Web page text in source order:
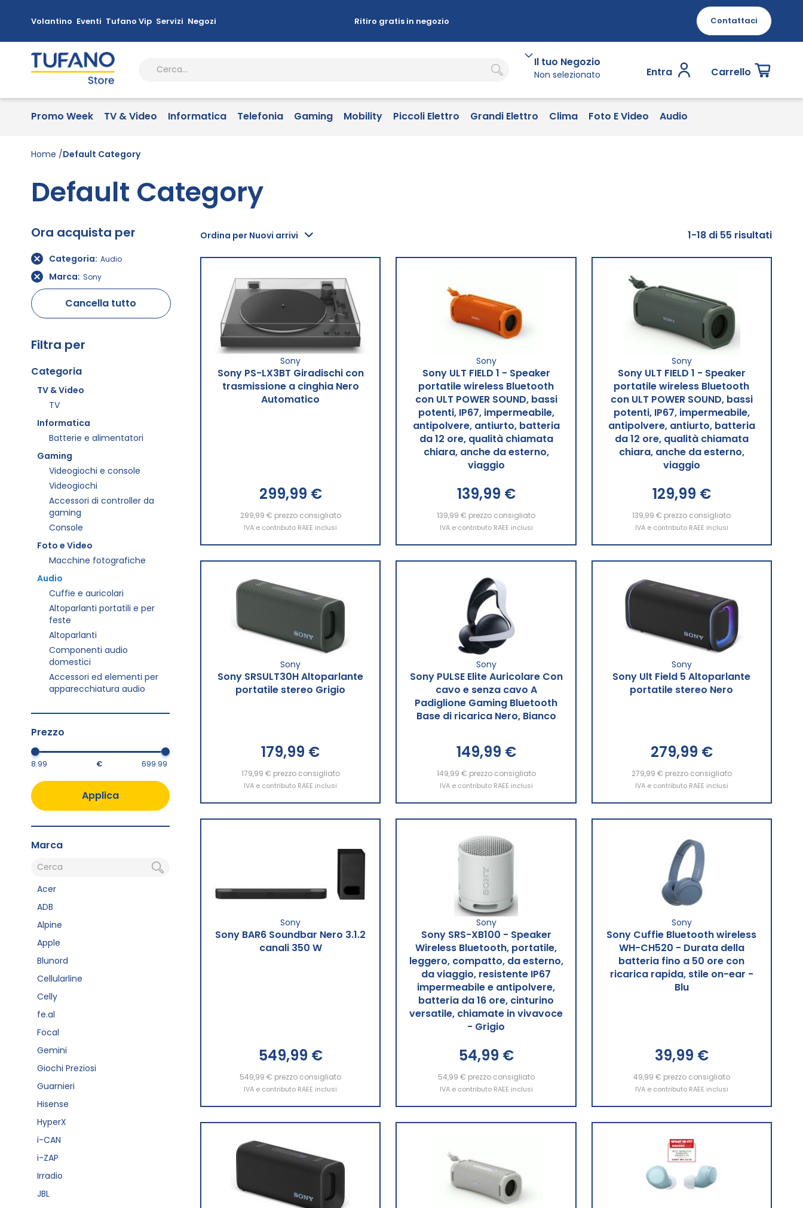
Volantino Eventi Tufano Vip Servizi Negozi Ritiro gratis in negozio Contattaci
Il tuo Negozio
Non selezionato Entra Carrello
Promo Week TV & Video Informatica Telefonia Gaming Mobility Piccoli Elettro Grandi Elettro Clima Foto E Video Audio
Home Default Category
Default Category
Ordina per Nuovi arrivi 1-18 di 55 risultati
Sony
Sony PS-LX3BT Giradischi con
trasmissione a cinghia Nero
Automatico
299,99 €
299,99 € prezzo consigliato
IVA e contributo RAEE inclusi
Aggiungi al Carrello
Sony
Sony ULT FIELD 1 - Speaker
portatile wireless Bluetooth
con ULT POWER SOUND, bassi
potenti, IP67, impermeabile,
antipolvere, antiurto, batteria
da 12 ore, qualità chiamata
chiara, anche da esterno,
viaggio
139,99 €
139,99 € prezzo consigliato
IVA e contributo RAEE inclusi
Aggiungi al Carrello
Sony
Sony ULT FIELD 1 - Speaker
portatile wireless Bluetooth
con ULT POWER SOUND, bassi
potenti, IP67, impermeabile,
antipolvere, antiurto, batteria
da 12 ore, qualità chiamata
chiara, anche da esterno,
viaggio
129,99 €
139,99 € prezzo consigliato
IVA e contributo RAEE inclusi
Aggiungi al Carrello
Sony
Sony SRSULT30H Altoparlante
portatile stereo Grigio
179,99 €
179,99 € prezzo consigliato
IVA e contributo RAEE inclusi
Aggiungi al Carrello
Sony
Sony PULSE Elite Auricolare Con
cavo e senza cavo A
Padiglione Gaming Bluetooth
Base di ricarica Nero, Bianco
149,99 €
149,99 € prezzo consigliato
IVA e contributo RAEE inclusi
Aggiungi al Carrello
Sony
Sony Ult Field 5 Altoparlante
portatile stereo Nero
279,99 €
279,99 € prezzo consigliato
IVA e contributo RAEE inclusi
Aggiungi al Carrello
Sony
Sony BAR6 Soundbar Nero 3.1.2
canali 350 W
549,99 €
549,99 € prezzo consigliato
IVA e contributo RAEE inclusi
Aggiungi al Carrello
Sony
Sony SRS-XB100 - Speaker
Wireless Bluetooth, portatile,
leggero, compatto, da esterno,
da viaggio, resistente IP67
impermeabile e antipolvere,
batteria da 16 ore, cinturino
versatile, chiamate in vivavoce
- Grigio
54,99 €
54,99 € prezzo consigliato
IVA e contributo RAEE inclusi
Aggiungi al Carrello
Sony
Sony Cuffie Bluetooth wireless
WH-CH520 - Durata della
batteria fino a 50 ore con
ricarica rapida, stile on-ear -
Blu
39,99 €
49,99 € prezzo consigliato
IVA e contributo RAEE inclusi
Aggiungi al Carrello
Ora acquista per
Categoria Audio
Marca Sony
Cancella tutto
Filtra per
Categoria
TV & Video
TV
Informatica
Batterie e alimentatori
Gaming
Videogiochi e console
Videogiochi
Accessori di controller da
gaming
Console
Foto e Video
Macchine fotografiche
Audio
Cuffie e auricolari
Altoparlanti portatili e per
feste
Altoparlanti
Componenti audio
domestici
Accessori ed elementi per
apparecchiatura audio
Prezzo
€
Applica
Marca
Acer
ADB
Alpine
Apple
Blunord
Cellularline
Celly
fe.al
Focal
Gemini
Giochi Preziosi
Guarnieri
Hisense
HyperX
i-CAN
i-ZAP
Irradio
JBL